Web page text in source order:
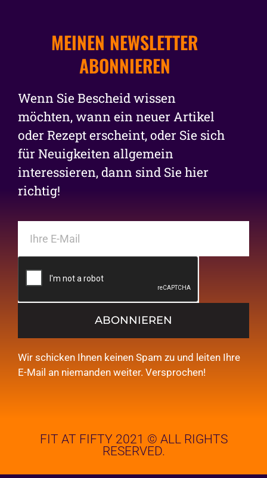
MEINEN NEWSLETTER
ABONNIEREN
Wenn Sie Bescheid wissen
möchten, wann ein neuer Artikel
oder Rezept erscheint, oder Sie sich
für Neuigkeiten allgemein
interessieren, dann sind Sie hier
richtig!
ABONNIEREN
Wir schicken Ihnen keinen Spam zu und leiten Ihre
E-Mail an niemanden weiter. Versprochen!
FIT AT FIFTY 2021 © ALL RIGHTS
RESERVED.